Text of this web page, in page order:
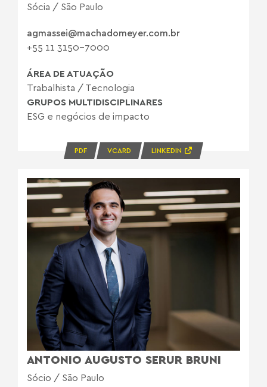
Sócia / São Paulo
agmassei@machadomeyer.com.br
+55 11 3150-7000
ÁREA DE ATUAÇÃO
Trabalhista / Tecnologia
GRUPOS MULTIDISCIPLINARES
ESG e negócios de impacto
PDF VCARD LINKEDIN
ANTONIO AUGUSTO SERUR BRUNI
Sócio / São Paulo